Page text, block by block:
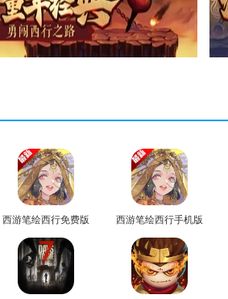
西游笔绘西行免费版 西游笔绘西行手机版